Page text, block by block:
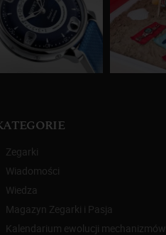
Zegarki
Wiadomości
Wiedza
Magazyn Zegarki i Pasja
Kalendarium ewolucji mechanizmów